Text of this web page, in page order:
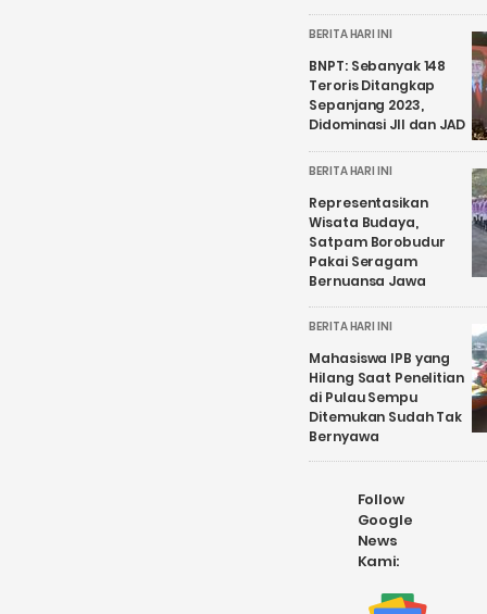
BERITA HARI INI
BNPT: Sebanyak 148
Teroris Ditangkap
Sepanjang 2023,
Didominasi JII dan JAD
BERITA HARI INI
Representasikan
Wisata Budaya,
Satpam Borobudur
Pakai Seragam
Bernuansa Jawa
BERITA HARI INI
Mahasiswa IPB yang
Hilang Saat Penelitian
di Pulau Sempu
Ditemukan Sudah Tak
Bernyawa
Follow
Google
News
Kami: